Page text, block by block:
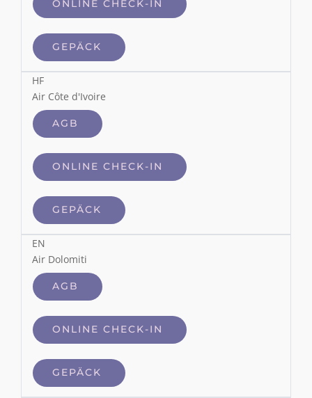
ONLINE CHECK-IN
GEPÄCK
HF
Air Côte d'Ivoire
AGB
ONLINE CHECK-IN
GEPÄCK
EN
Air Dolomiti
AGB
ONLINE CHECK-IN
GEPÄCK